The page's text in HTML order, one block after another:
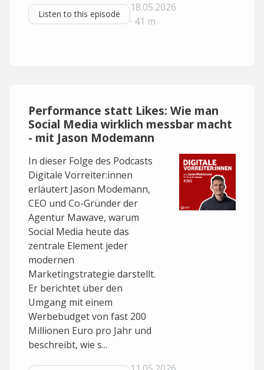
Listen to this episode
18.05.2026
· 41 m
Performance statt Likes: Wie man
Social Media wirklich messbar macht
- mit Jason Modemann
In dieser Folge des Podcasts
Digitale Vorreiter:innen
erläutert Jason Modemann,
CEO und Co-Gründer der
Agentur Mawave, warum
Social Media heute das
zentrale Element jeder
modernen
Marketingstrategie darstellt.
Er berichtet über den
Umgang mit einem
Werbebudget von fast 200
Millionen Euro pro Jahr und
beschreibt, wie s...